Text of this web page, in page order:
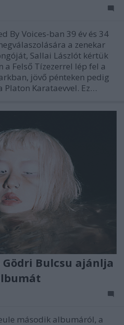
By Voices-ban 39 év és 34
a zenekar
Sallai Lászlót kértük
a Felső Tízezerrel lép fel a
jövő pénteken pedig
Karataevvel. Ez…
Gödri Bulcsu ajánlja
második albumáról, a